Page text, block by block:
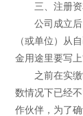
三、注册资
公司成立后
（或单位）从
金用途里要写上
之前在实缴
数情况下已经
作伙伴，为了